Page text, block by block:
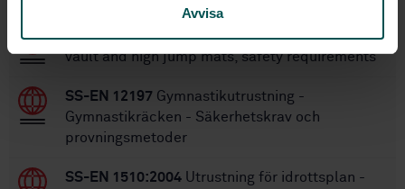
Avvisa
SS-EN 12503-2:2016Sports mats - Part 2: Pole
vault and high jump mats, safety requirements
SS-EN 12197 Gymnastikutrustning -
Gymnastikräcken - Säkerhetskrav och
provningsmetoder
SS-EN 1510:2004 Utrustning för idrottsplan -